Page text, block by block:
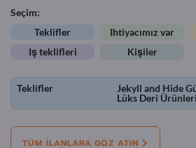
Seçim:
Teklifler
Ihtiyacımız var
Iş teklifleri
Kişiler
Teklifler
Jekyll and Hide
Lüks Deri Ürünleri
TÜM ILANLARA GÖZ ATIN